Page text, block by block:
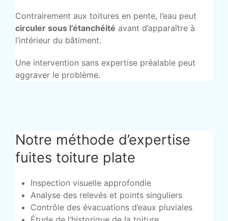
Contrairement aux toitures en pente, l’eau peut
circuler sous l’étanchéité avant d’apparaître à
l’intérieur du bâtiment.
Une intervention sans expertise préalable peut
aggraver le problème.
Notre méthode d’expertise
fuites toiture plate
Inspection visuelle approfondie
Analyse des relevés et points singuliers
Contrôle des évacuations d’eaux pluviales